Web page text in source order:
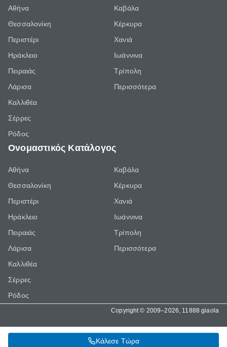
Κάλεσε Τώρα
Αθήνα
Θεσσαλονίκη
Περιστέρι
Ηράκλειο
Πειραιάς
Λάρισα
Καλλιθέα
Σέρρες
Ρόδος
Καβάλα
Κέρκυρα
Χανιά
Ιωάννινα
Τρίπολη
Περισσότερα
Ονομαστικός Κατάλογος
Αθήνα
Θεσσαλονίκη
Περιστέρι
Ηράκλειο
Πειραιάς
Λάρισα
Καλλιθέα
Σέρρες
Ρόδος
Καβάλα
Κέρκυρα
Χανιά
Ιωάννινα
Τρίπολη
Περισσότερα
Copyright © 2009–2026, 11888 giaola